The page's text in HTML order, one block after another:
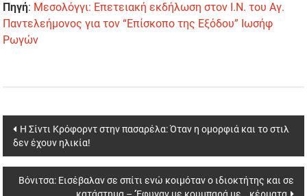
Πηγή: Μεσολόγγι: Επετειακή εκδήλωση στον Ι.Ν. του Αγ.
Παντελεήμονος για τον “Επίσκοπο της Εξόδου” Ιωσήφ
Ρωγών
Post
navigation
Η Σίντι Κρόφορντ στην πασαρέλα: Όταν η ομορφιά και το στιλ
δεν έχουν ηλικία!
Βόνιτσα: Εισέβαλαν σε σπίτι ενώ κοιμόταν ο ιδιοκτήτης και σε